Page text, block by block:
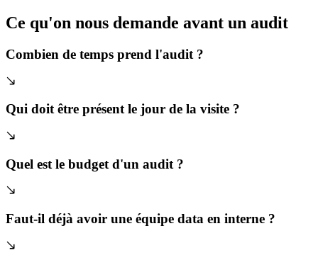
Ce qu'on nous demande avant un audit
Combien de temps prend l'audit ?
Qui doit être présent le jour de la visite ?
Quel est le budget d'un audit ?
Faut-il déjà avoir une équipe data en interne ?